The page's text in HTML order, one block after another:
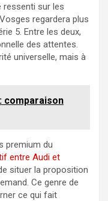
ressenti sur les
regardera plus
5. Entre les deux,
des attentes.
universelle, mais à
comparaison
premium du
entre Audi et
situer la proposition
Ce genre de
ce qui fait